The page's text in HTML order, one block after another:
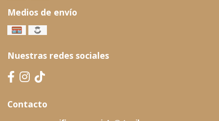
Medios de envío
Nuestras redes sociales
Contacto